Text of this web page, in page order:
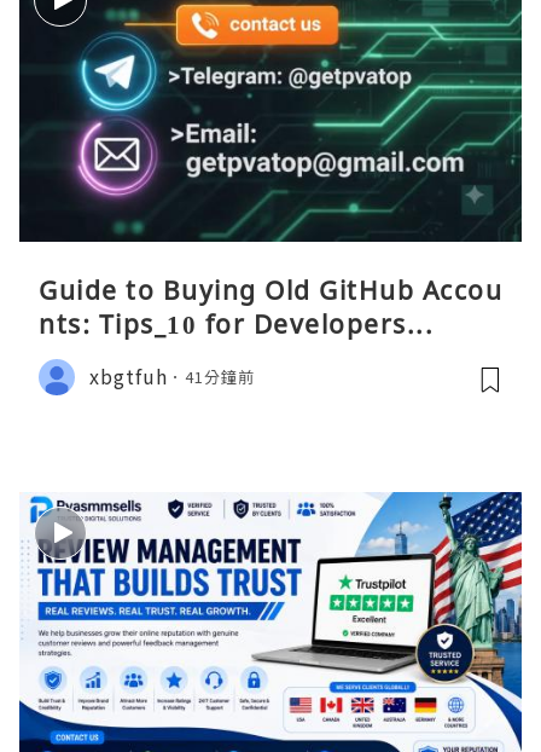
Guide to Buying Old GitHub Accou
nts: Tips_10 for Developers...
xbgtfuh 41分鐘前